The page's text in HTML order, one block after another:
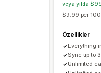
veya yılda
$9.99 per
Özellikler
Everything
Sync up to
Unlimited